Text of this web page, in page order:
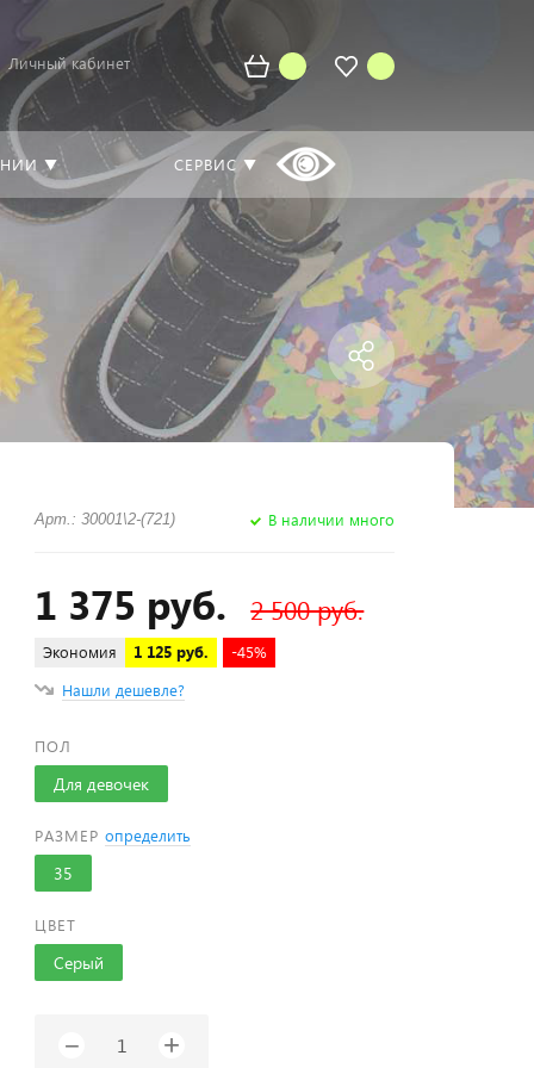
Личный кабинет
▼ СЕРВИС ▼
Арт.: 30001\2-(721) В наличии много
1 375 руб. 2 500 руб.
Экономия 1 125 руб.
-45%
Нашли дешевле?
ПОЛ
Для девочек
РАЗМЕР определить
35
ЦВЕТ
Серый
− +